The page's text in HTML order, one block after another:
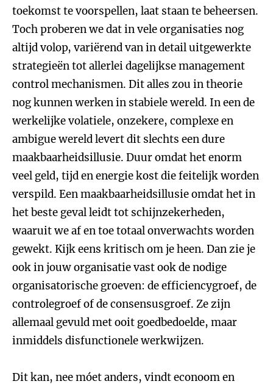
toekomst te voorspellen, laat staan te beheersen.
Toch proberen we dat in vele organisaties nog
altijd volop, variërend van in detail uitgewerkte
strategieën tot allerlei dagelijkse management
control mechanismen. Dit alles zou in theorie
nog kunnen werken in stabiele wereld. In een de
werkelijke volatiele, onzekere, complexe en
ambigue wereld levert dit slechts een dure
maakbaarheidsillusie. Duur omdat het enorm
veel geld, tijd en energie kost die feitelijk worden
verspild. Een maakbaarheidsillusie omdat het in
het beste geval leidt tot schijnzekerheden,
waaruit we af en toe totaal onverwachts worden
gewekt. Kijk eens kritisch om je heen. Dan zie je
ook in jouw organisatie vast ook de nodige
organisatorische groeven: de efficiencygroef, de
controlegroef of de consensusgroef. Ze zijn
allemaal gevuld met ooit goedbedoelde, maar
inmiddels disfunctionele werkwijzen.
Dit kan, nee móet anders, vindt econoom en